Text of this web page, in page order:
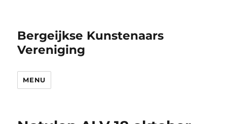
Bergeijkse Kunstenaars
Vereniging
MENU